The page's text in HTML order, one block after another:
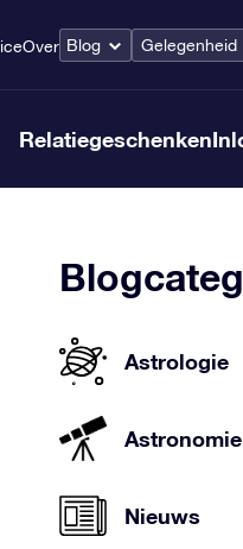
Over Blog Gelegenheid
Relatiegeschenken
Astrologie
Astronomie
Nieuws